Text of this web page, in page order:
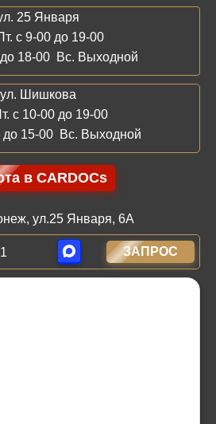
25 Января
с 9-00 до 19-00
18-00 Вс. Выходной
ул. Шишкова
с 10-00 до 19-00
до 15-00 Вс. Выходной
в CARDOCs
ул.25 Января, 6А
ЗАПРОС